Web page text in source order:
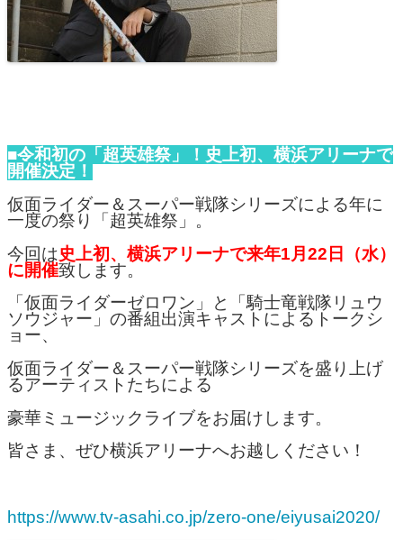
■令和初の「超英雄祭」！史上初、横浜アリーナで
開催決定！
仮面ライダー＆スーパー戦隊シリーズによる年に
一度の祭り「超英雄祭」。
今回は史上初、横浜アリーナで来年1月22日（水）
に開催致します。
「仮面ライダーゼロワン」と「騎士竜戦隊リュウ
ソウジャー」の番組出演キャストによるトークシ
ョー、
仮面ライダー＆スーパー戦隊シリーズを盛り上げ
るアーティストたちによる
豪華ミュージックライブをお届けします。
皆さま、ぜひ横浜アリーナへお越しください！
https://www.tv-asahi.co.jp/zero-one/eiyusai2020/